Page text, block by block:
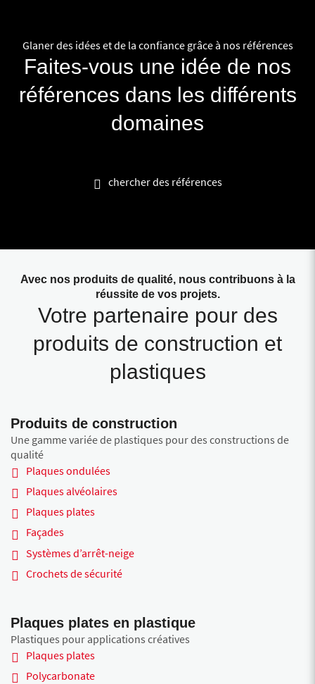
Glaner des idées et de la confiance grâce à nos références
Faites-vous une idée de nos
références dans les différents
domaines
chercher des références
Avec nos produits de qualité, nous contribuons à la
réussite de vos projets.
Votre partenaire pour des
produits de construction et
plastiques
Produits de construction
Une gamme variée de plastiques pour des constructions de
qualité
Plaques ondulées
Plaques alvéolaires
Plaques plates
Façades
Systèmes d’arrêt-neige
Crochets de sécurité
Plaques plates en plastique
Plastiques pour applications créatives
Plaques plates
Polycarbonate